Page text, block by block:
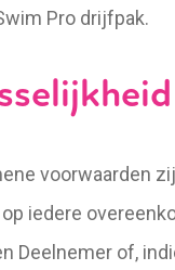
Pro drijfpak.
voorwaarden
iedere
Deelnemer of,